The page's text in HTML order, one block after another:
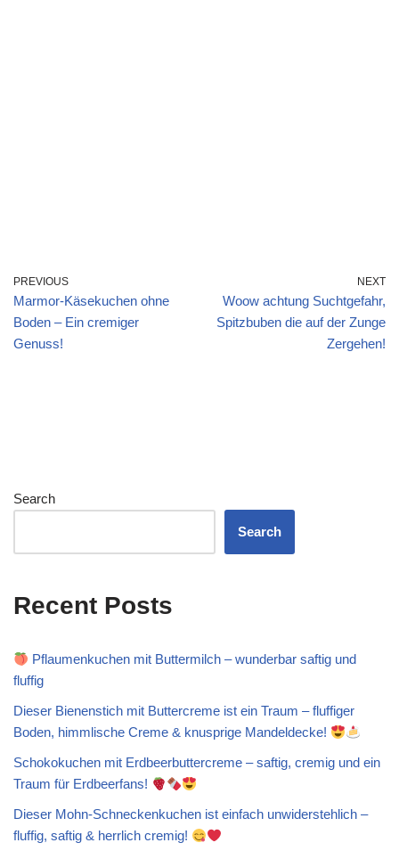
PREVIOUS
Marmor-Käsekuchen ohne
Boden – Ein cremiger
Genuss!
NEXT
Woow achtung Suchtgefahr,
Spitzbuben die auf der Zunge
Zergehen!
Search
Search
Recent Posts
Pflaumenkuchen mit Buttermilch – wunderbar saftig und
fluffig
Dieser Bienenstich mit Buttercreme ist ein Traum – fluffiger
Boden, himmlische Creme & knusprige Mandeldecke!
Schokokuchen mit Erdbeerbuttercreme – saftig, cremig und ein
Traum für Erdbeerfans!
Dieser Mohn-Schneckenkuchen ist einfach unwiderstehlich –
fluffig, saftig & herrlich cremig!